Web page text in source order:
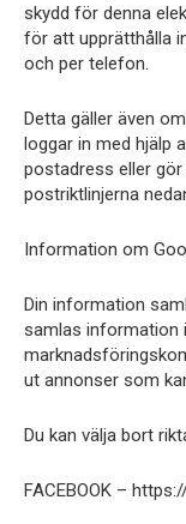
skydd för denna
för att upprätthålla
och per telefon.
Detta gäller även
loggar in med hjälp
postadress eller
postriktlinjerna
Information om
Din information
samlas information
ut annonser som
Du kan välja bort
FACEBOOK –